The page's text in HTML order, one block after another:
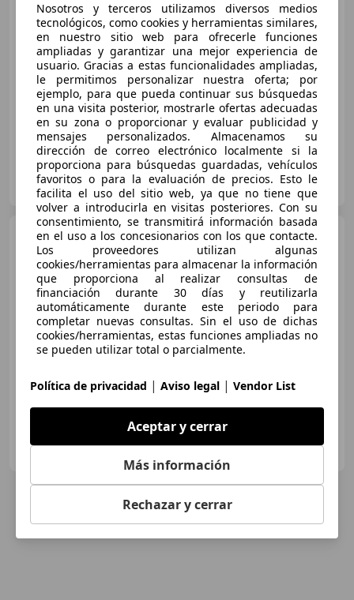
€ 10.990
Buen precio
01/2018 130.803 km Diésel 88 kW (120 CV)
FLEXICAR MURCIA.
ES-3007 MURCIA
Fiat 500X 1.6 E-Torq S&S
Urban 4x2
€ 9.990
Buen precio
ES-3007 MURCIA
Nosotros y terceros utilizamos diversos medios
tecnológicos, como cookies y herramientas similares,
en nuestro sitio web para ofrecerle funciones
ampliadas y garantizar una mejor experiencia de
usuario. Gracias a estas funcionalidades ampliadas,
le permitimos personalizar nuestra oferta; por
ejemplo, para que pueda continuar sus búsquedas
en una visita posterior, mostrarle ofertas adecuadas
en su zona o proporcionar y evaluar publicidad y
mensajes personalizados. Almacenamos su
dirección de correo electrónico localmente si la
proporciona para búsquedas guardadas, vehículos
favoritos o para la evaluación de precios. Esto le
facilita el uso del sitio web, ya que no tiene que
volver a introducirla en visitas posteriores. Con su
consentimiento, se transmitirá información basada
en el uso a los concesionarios con los que contacte.
Los proveedores utilizan algunas
cookies/herramientas para almacenar la información
que proporciona al realizar consultas de
financiación durante 30 días y reutilizarla
automáticamente durante este periodo para
completar nuevas consultas. Sin el uso de dichas
cookies/herramientas, estas funciones ampliadas no
se pueden utilizar total o parcialmente.
Política de privacidad | Aviso legal | Vendor List
Aceptar y cerrar
Más información
Rechazar y cerrar